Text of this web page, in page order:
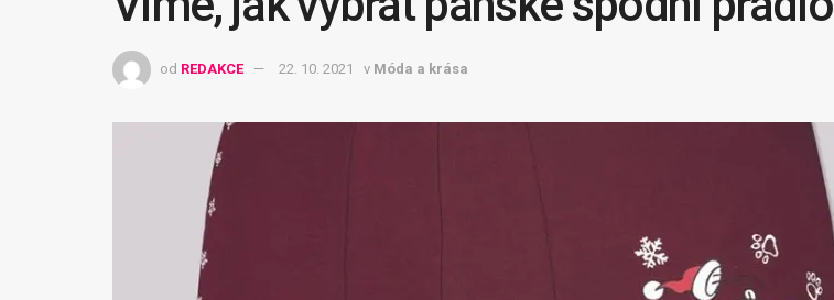
od REDAKCE 22. 10. 2021 v Móda a krása